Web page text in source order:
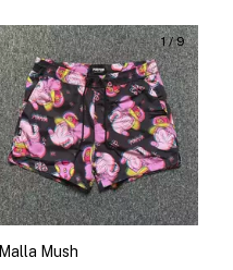
1/9
Malla Mush